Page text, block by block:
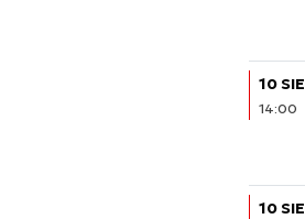
10 SIE
14:00
10 SIE